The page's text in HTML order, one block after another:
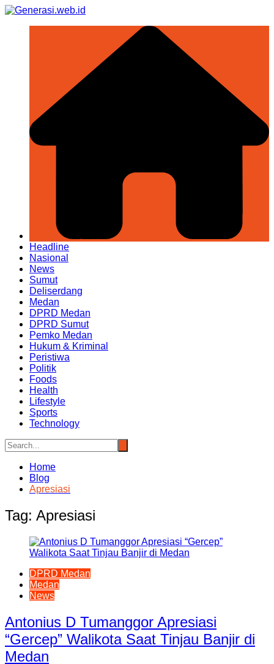
Skip
Headline
Nasional
News
Sumut
Deliserdang
Medan
DPRD Medan
DPRD Sumut
Pemko Medan
Hukum & Kriminal
Peristiwa
Politik
Foods
Health
Lifestyle
Sports
Technology
Home
Blog
Apresiasi
Tag: Apresiasi
DPRD Medan
Medan
News
Antonius D Tumanggor Apresiasi
“Gercep” Walikota Saat Tinjau Banjir di
Medan